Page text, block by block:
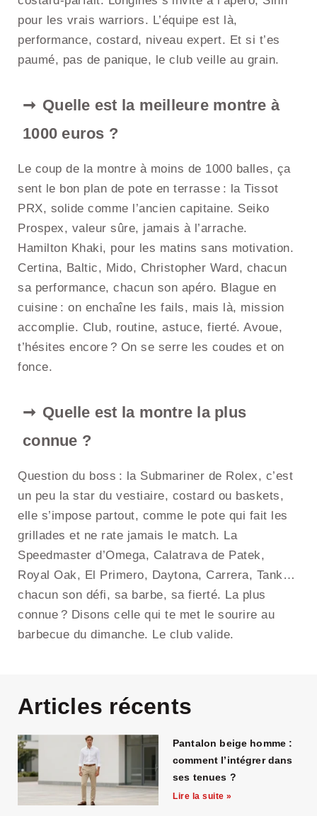
pour les vrais warriors. L’équipe est là,
performance, costard, niveau expert. Et si t’es
paumé, pas de panique, le club veille au grain.
Quelle est la meilleure montre à
1000 euros ?
Le coup de la montre à moins de 1000 balles, ça
sent le bon plan de pote en terrasse : la Tissot
PRX, solide comme l’ancien capitaine. Seiko
Prospex, valeur sûre, jamais à l’arrache.
Hamilton Khaki, pour les matins sans motivation.
Certina, Baltic, Mido, Christopher Ward, chacun
sa performance, chacun son apéro. Blague en
cuisine : on enchaîne les fails, mais là, mission
accomplie. Club, routine, astuce, fierté. Avoue,
t’hésites encore ? On se serre les coudes et on
fonce.
Quelle est la montre la plus
connue ?
Question du boss : la Submariner de Rolex, c’est
un peu la star du vestiaire, costard ou baskets,
elle s’impose partout, comme le pote qui fait les
grillades et ne rate jamais le match. La
Speedmaster d’Omega, Calatrava de Patek,
Royal Oak, El Primero, Daytona, Carrera, Tank…
chacun son défi, sa barbe, sa fierté. La plus
connue ? Disons celle qui te met le sourire au
barbecue du dimanche. Le club valide.
Articles récents
Pantalon beige homme :
comment l’intégrer dans
ses tenues ?
Lire la suite »